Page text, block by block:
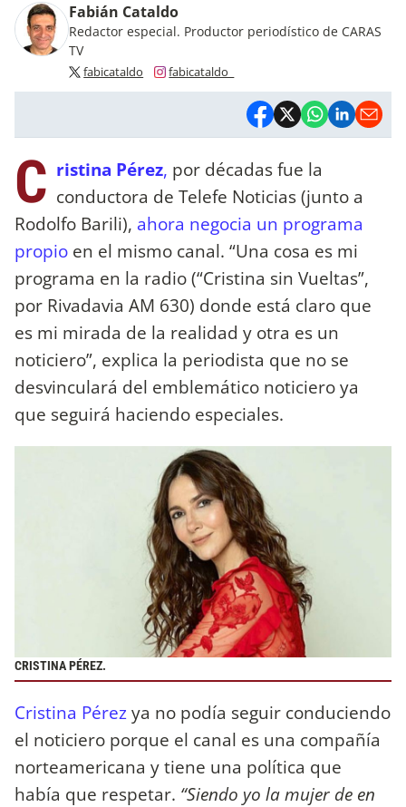
Fabián Cataldo
Redactor especial. Productor periodístico de CARAS
TV
fabicataldo fabicataldo_
C ristina Pérez, por décadas fue la
conductora de Telefe Noticias (junto a
Rodolfo Barili), ahora negocia un programa
propio en el mismo canal. “Una cosa es mi
programa en la radio (“Cristina sin Vueltas”,
por Rivadavia AM 630) donde está claro que
es mi mirada de la realidad y otra es un
noticiero”, explica la periodista que no se
desvinculará del emblemático noticiero ya
que seguirá haciendo especiales.
CRISTINA PÉREZ.
Cristina Pérezya no podía seguir conduciendo
el noticiero porque el canal es una compañía
norteamericana y tiene una política que
había que respetar. “Siendo yo la mujer de en